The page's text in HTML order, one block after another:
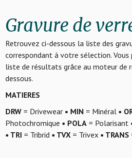
Gravure de
Retrouvez ci-dessous la liste des
correspondant à votre sélection.
liste de résultats grâce au moteur de
dessous.
MATIERES
DRW= Drivewear • MIN = Minéral •
Photochromique • POLA= Polarisant
• TRI= Tribrid • TVX= Trivex • TRANS